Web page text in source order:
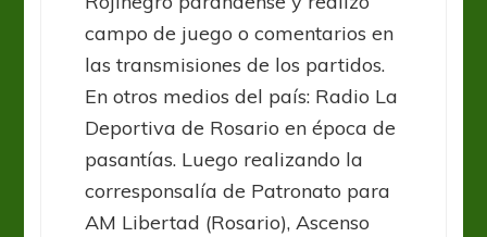
campo de juego o comentarios en
las transmisiones de los partidos.
En otros medios del país: Radio La
Deportiva de Rosario en época de
pasantías. Luego realizando la
corresponsalía de Patronato para
AM Libertad (Rosario), Ascenso